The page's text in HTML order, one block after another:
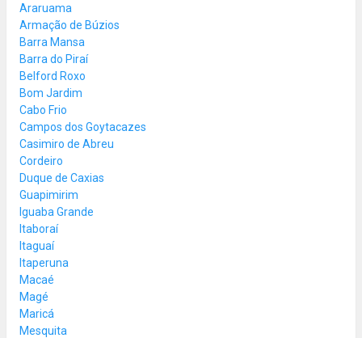
Araruama
Armação de Búzios
Barra Mansa
Barra do Piraí
Belford Roxo
Bom Jardim
Cabo Frio
Campos dos Goytacazes
Casimiro de Abreu
Cordeiro
Duque de Caxias
Guapimirim
Iguaba Grande
Itaboraí
Itaguaí
Itaperuna
Macaé
Magé
Maricá
Mesquita